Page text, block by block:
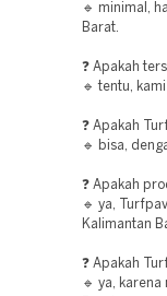
🔹 minimal,
Barat.
❓ Apakah
🔹 tentu,
❓ Apakah
🔹 bisa,
❓ Apakah
🔹 ya,
Kalimantan
❓ Apakah
🔹 ya,